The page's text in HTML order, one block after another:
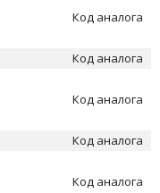
Код аналога
Код аналога
Код аналога
Код аналога
Код аналога